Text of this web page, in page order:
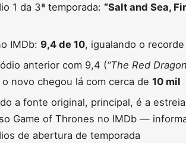
1 da 3ª temporada: “Salt and Sea,
IMDb: 9,4 de 10, igualando o
anterior com 9,4 (“The Red
o novo chegou lá com cerca de10 mil
a fonte original, principal, é a
Game of Thrones no IMDb —
de abertura de temporada